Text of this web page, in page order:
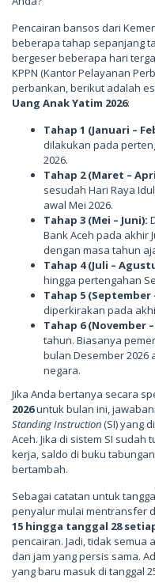
Pencairan bansos dari
beberapa tahap sepanjang
bergeser beberapa hari
KPPN (Kantor Pelayanan
perbankan, berikut adalah
Uang Anak Yatim 2026:
Tahap 1 (Januari –
dilakukan pada
2026.
Tahap 2 (Maret –
sesudah Hari Raya
awal Mei 2026.
Tahap 3 (Mei – Juni):
Bank Aceh pada akhir
dengan masa tahun
Tahap 4 (Juli –
hingga pertengahan
Tahap 5 (September
diperkirakan pada
Tahap 6 (November
tahun. Biasanya
bulan Desember 2026
negara.
Jika Anda bertanya secara
2026untuk bulan ini,
Standing Instruction(SI) yang
Aceh. Jika di sistem SI sudah
kerja, saldo di buku
bertambah.
Sebagai catatan untuk
penyalur mulai mentransfer
15 hingga tanggal 28
pencairan. Jadi, tidak semua
dan jam yang persis sama.
yang baru masuk di tanggal